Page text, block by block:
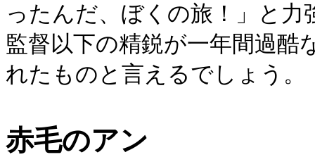
ったんだ、ぼくの旅！」と
監督以下の精鋭が一年間過酷
れたものと言えるでしょう。
赤毛のアン